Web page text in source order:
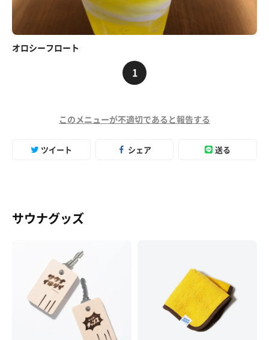
オロシーフロート
1
このメニューが不適切であると報告する
ツイート シェア 送る
サウナグッズ